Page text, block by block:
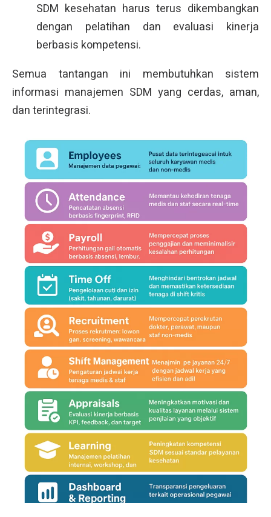
SDM kesehatan harus terus dikembangkan
dengan pelatihan dan evaluasi kinerja
berbasis kompetensi.
Semua tantangan ini membutuhkan sistem
informasi manajemen SDM yang cerdas, aman,
dan terintegrasi.